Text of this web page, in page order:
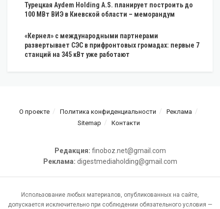
Турецкая Aydem Holding A.S. планирует построить до
100 МВт ВИЭ в Киевской области – меморандум
«Кернел» с международными партнерами
развертывает СЭС в прифронтовых громадах: первые 7
станций на 345 кВт уже работают
О проекте Политика конфиденциальности
Реклама
Sitemap
Контакти
Редакция: finoboz.net@gmail.com
Реклама: digestmediaholding@gmail.com
Использование любых материалов, опубликованных на сайте,
допускается исключительно при соблюдении обязательного условия —